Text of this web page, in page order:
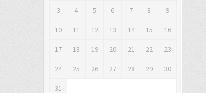
3 4 5 6 7 8 9
10 11 12 13 14 15 16
17 18 19 20 21 22 23
24 25 26 27 28 29 30
31